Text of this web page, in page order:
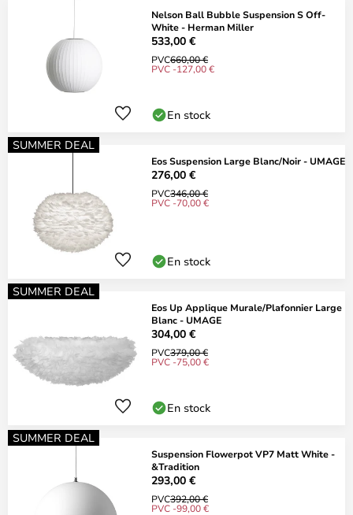
Nelson Ball Bubble Suspension S Off-
White - Herman Miller
533,00 €
PVC660,00 €
PVC -127,00 €
En stock
SUMMER DEAL
Eos Suspension Large Blanc/Noir - UMAGE
276,00 €
PVC346,00 €
PVC -70,00 €
En stock
SUMMER DEAL
Eos Up Applique Murale/Plafonnier Large
Blanc - UMAGE
304,00 €
PVC379,00 €
PVC -75,00 €
En stock
SUMMER DEAL
Suspension Flowerpot VP7 Matt White -
&Tradition
293,00 €
PVC392,00 €
PVC -99,00 €